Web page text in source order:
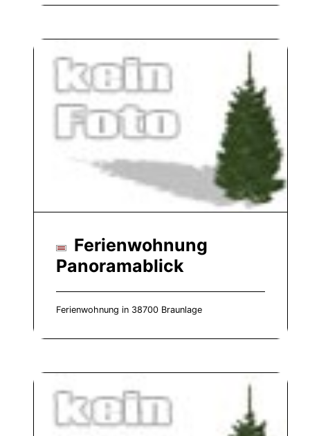
Ferienwohnung
Panoramablick
Ferienwohnung in 38700 Braunlage